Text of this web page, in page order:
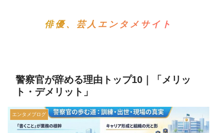
俳優、芸人エンタメサイト
警察官が辞める理由トップ10｜「メリッ
ト・デメリット」
エンタメブログ